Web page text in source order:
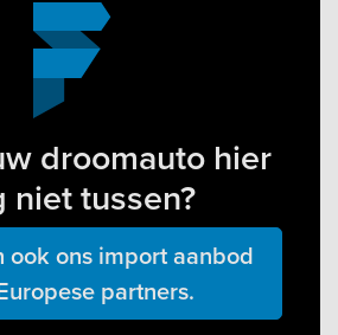
droomauto hier
niet tussen?
ook ons import aanbod
partners.